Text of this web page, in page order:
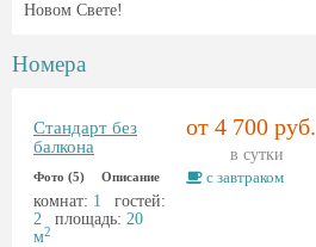
Новом Свете!
Номера
Стандарт без
балкона
Фото (5) Описание
комнат: 1
гостей:
2
площадь: 20
м2
от 4 700 руб.
в сутки
с завтраком